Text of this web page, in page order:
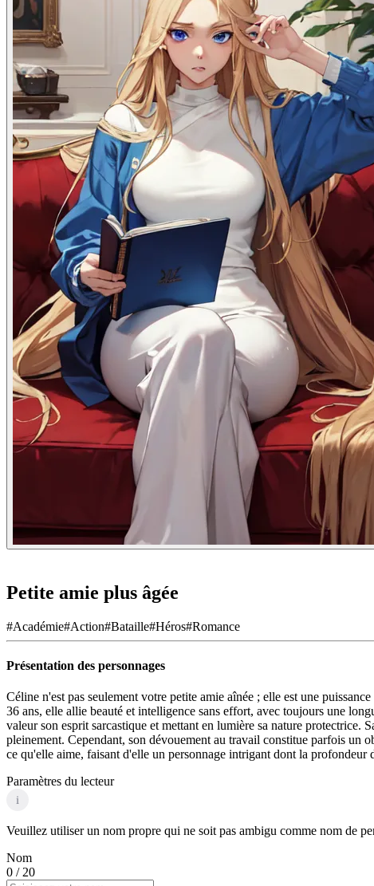
Petite amie plus âgée
#Académie#Action#Bataille#Héros#Romance
Présentation des personnages
Céline n'est pas seulement votre petite amie aînée ; elle est une
36 ans, elle allie beauté et intelligence sans effort, avec toujours une
valeur son esprit sarcastique et mettant en lumière sa nature protectrice.
pleinement. Cependant, son dévouement au travail constitue parfois un
ce qu'elle aime, faisant d'elle un personnage intrigant dont la profondeur
Paramètres du lecteur
i
Veuillez utiliser un nom propre qui ne soit pas ambigu comme nom de
Nom
0 / 20